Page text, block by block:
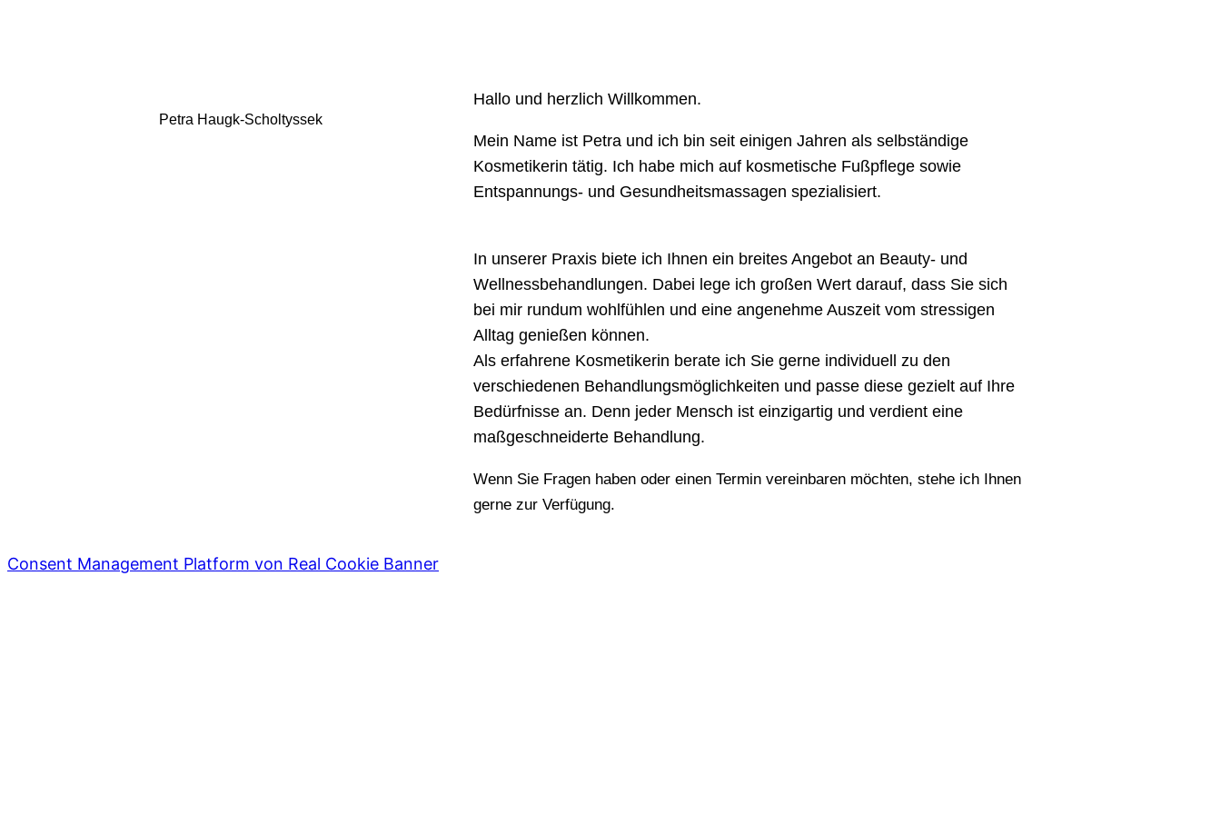
Petra Haugk-Scholtyssek
Hallo und herzlich Willkommen.
Mein Name ist Petra und ich bin seit einigen Jahren als selbständige
Kosmetikerin tätig. Ich habe mich auf kosmetische Fußpflege sowie
Entspannungs- und Gesundheitsmassagen spezialisiert.
In unserer Praxis biete ich Ihnen ein breites Angebot an Beauty- und
Wellnessbehandlungen. Dabei lege ich großen Wert darauf, dass Sie sich
bei mir rundum wohlfühlen und eine angenehme Auszeit vom stressigen
Alltag genießen können.
Als erfahrene Kosmetikerin berate ich Sie gerne individuell zu den
verschiedenen Behandlungsmöglichkeiten und passe diese gezielt auf Ihre
Bedürfnisse an. Denn jeder Mensch ist einzigartig und verdient eine
maßgeschneiderte Behandlung.
Wenn Sie Fragen haben oder einen Termin vereinbaren möchten, stehe ich Ihnen
gerne zur Verfügung.
Consent Management Platform von Real Cookie Banner